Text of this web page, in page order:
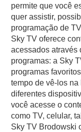
permite que você
quer assistir,
programação de
Sky TV oferece
acessados através
programas: a Sky
programas
tempo de vê-los
diferentes
você acesse o
como TV, celular,
Sky TV Brodowski